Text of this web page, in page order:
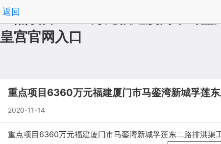
重点项目6360万元福建厦门市马銮
皇宫官网入口
返回
重点项目6360万元福建厦门市马銮湾新城孚莲
2020-11-14
重点项目6360万元福建厦门市马銮湾新城孚莲东二路排洪